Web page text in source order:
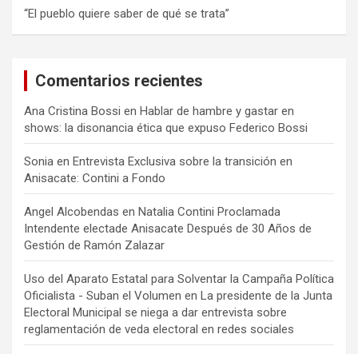
“El pueblo quiere saber de qué se trata”
Comentarios recientes
Ana Cristina Bossi en Hablar de hambre y gastar en
shows: la disonancia ética que expuso Federico Bossi
Sonia en Entrevista Exclusiva sobre la transición en
Anisacate: Contini a Fondo
Angel Alcobendas en Natalia Contini Proclamada
Intendente electade Anisacate Después de 30 Años de
Gestión de Ramón Zalazar
Uso del Aparato Estatal para Solventar la Campaña Política
Oficialista - Suban el Volumen en La presidente de la Junta
Electoral Municipal se niega a dar entrevista sobre
reglamentación de veda electoral en redes sociales